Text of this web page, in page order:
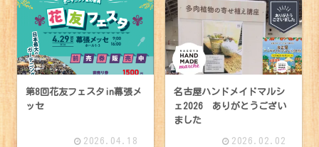
第8回花友フェスタin幕張メ
ッセ
2026.04.18
名古屋ハンドメイドマルシ
ェ2026 ありがとうござい
ました
2026.02.02